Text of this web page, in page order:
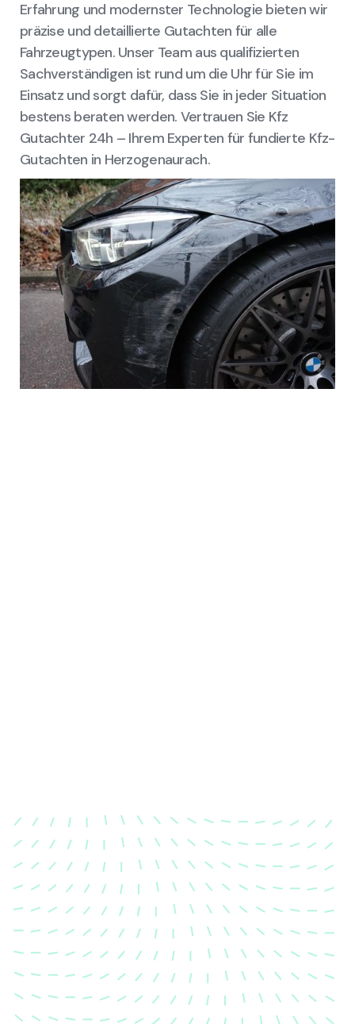
Erfahrung und modernster Technologie bieten wir
präzise und detaillierte Gutachten für alle
Fahrzeugtypen. Unser Team aus qualifizierten
Sachverständigen ist rund um die Uhr für Sie im
Einsatz und sorgt dafür, dass Sie in jeder Situation
bestens beraten werden. Vertrauen Sie Kfz
Gutachter 24h – Ihrem Experten für fundierte Kfz-
Gutachten in Herzogenaurach.
Karosserievermessung
Unsere exakte Karosserievermessung stellt sicher,
dass Ihre Fahrzeugkarosserie nach einem Unfall
wieder in ihren ursprünglichen Zustand gebracht
wird.